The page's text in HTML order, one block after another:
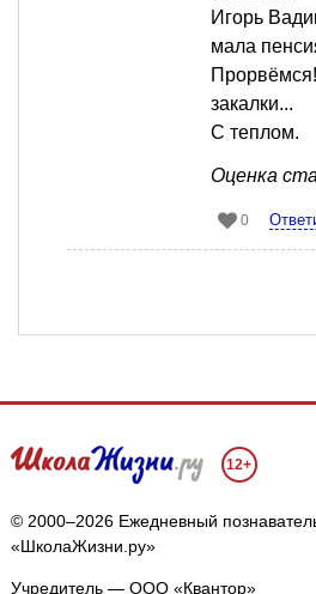
Игорь
мала
закалки...
С теплом.
Оценка
0
12+
© 2000–2026 Ежедневный
«ШколаЖизни.ру»
Учредитель — ООО «Квантор»